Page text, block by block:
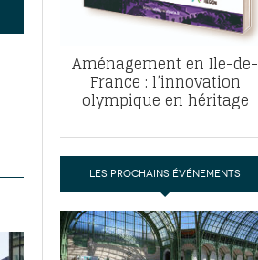
Aménagement en Ile-de-
France : l’innovation
olympique en héritage
LES PROCHAINS ÉVÉNEMENTS